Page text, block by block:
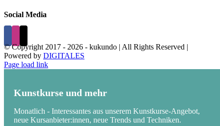
Social Media
© Copyright 2017 - 2026 - kukundo | All Rights Reserved |
Powered by DIGITALES
Page load link
Kunstkurse und mehr
Monatlich - Interessantes aus unserem Kunstkurse-Angebot,
neue Kursanbieter:innen, neue Trends und Techniken.